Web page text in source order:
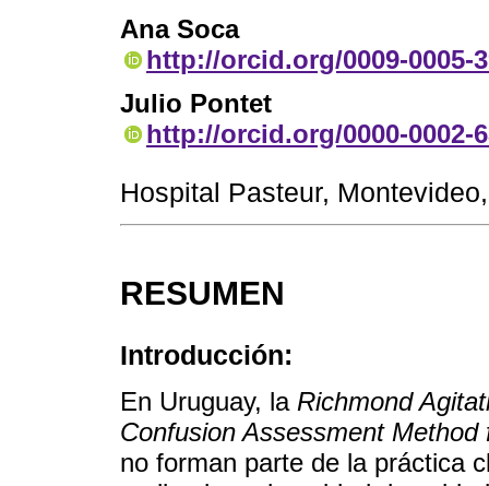
Ana Soca
http://orcid.org/0009-0005-
Julio Pontet
http://orcid.org/0000-0002-
Hospital Pasteur,
RESUMEN
Introducción:
En Uruguay, la Richmond
Confusion Assessment
no forman parte de la práctica